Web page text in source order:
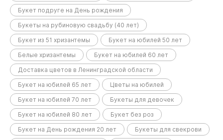
Букет подруге на День рождения
Букеты на рубиновую свадьбу (40 лет)
Букет из 51 хризантемы
Букет на юбилей 50 лет
Белые хризантемы
Букет на юбилей 60 лет
Доставка цветов в Ленинградской области
Букет на юбилей 65 лет
Цветы на юбилей
Букет на юбилей 70 лет
Букеты для девочек
Букет на юбилей 80 лет
Букет без роз
Букет на День рождения 20 лет
Букеты для свекрови